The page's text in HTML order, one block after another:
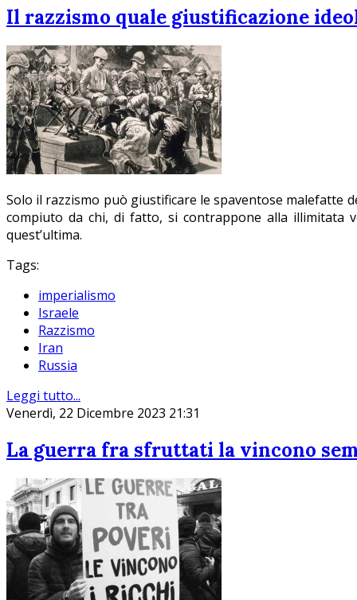
Il razzismo quale giustificazione
Solo il razzismo può giustificare le spaventose malefatte
compiuto da chi, di fatto, si contrappone alla illimitata
quest’ultima.
Tags:
imperialismo
Israele
Razzismo
Iran
Russia
Leggi tutto...
Venerdì, 22 Dicembre 2023 21:31
La guerra fra sfruttati la vincono